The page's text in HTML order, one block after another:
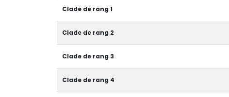
Clade de rang 1
Clade de rang 2
Clade de rang 3
Clade de rang 4